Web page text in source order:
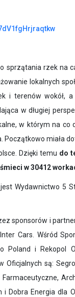
rzek na
lokalnych
i terenów wokół,
w długiej
w którym na
miała
Dzięki temu do
w 30412
Wydawnictwo 5
sponsorów i
Cars. Wśród
Poland i Rekopol
są:
Dobra Energia dla